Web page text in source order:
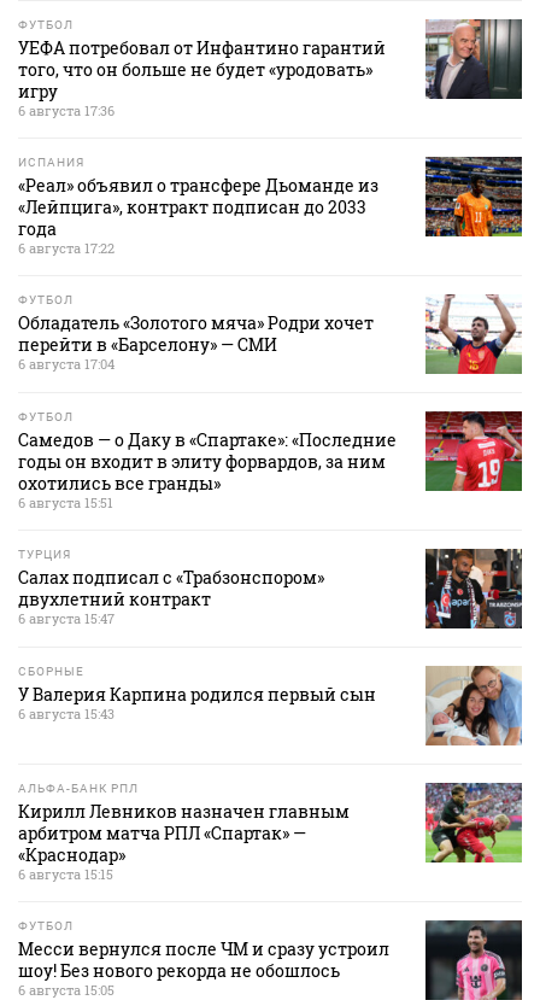
ФУТБОЛ
УЕФА потребовал от Инфантино гарантий
того, что он больше не будет «уродовать»
игру
6 августа 17:36
ИСПАНИЯ
«Реал» объявил о трансфере Дьоманде из
«Лейпцига», контракт подписан до 2033
года
6 августа 17:22
ФУТБОЛ
Обладатель «Золотого мяча» Родри хочет
перейти в «Барселону» — СМИ
6 августа 17:04
ФУТБОЛ
Самедов — о Даку в «Спартаке»: «Последние
годы он входит в элиту форвардов, за ним
охотились все гранды»
6 августа 15:51
ТУРЦИЯ
Салах подписал с «Трабзонспором»
двухлетний контракт
6 августа 15:47
СБОРНЫЕ
У Валерия Карпина родился первый сын
6 августа 15:43
АЛЬФА-БАНК РПЛ
Кирилл Левников назначен главным
арбитром матча РПЛ «Спартак» —
«Краснодар»
6 августа 15:15
ФУТБОЛ
Месси вернулся после ЧМ и сразу устроил
шоу! Без нового рекорда не обошлось
6 августа 15:05